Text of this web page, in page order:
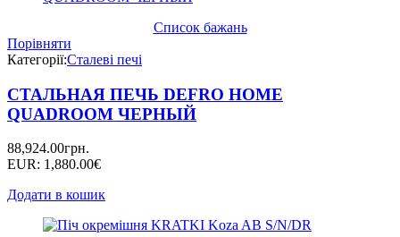
Список бажань
Порівняти
Категорії:Сталеві печі
СТАЛЬНАЯ ПЕЧЬ DEFRO HOME
QUADROOM ЧЕРНЫЙ
88,924.00грн.
EUR: 1,880.00€
Додати в кошик